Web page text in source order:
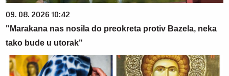
09. 08. 2026 10:42
"Marakana nas nosila do preokreta protiv Bazela, neka
tako bude u utorak"